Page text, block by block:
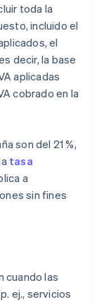
toda la
incluido el
el
decir, la base
aplicadas
cobrado en la
son del 21 %,
tasa
a
sin fines
cuando las
ej., servicios